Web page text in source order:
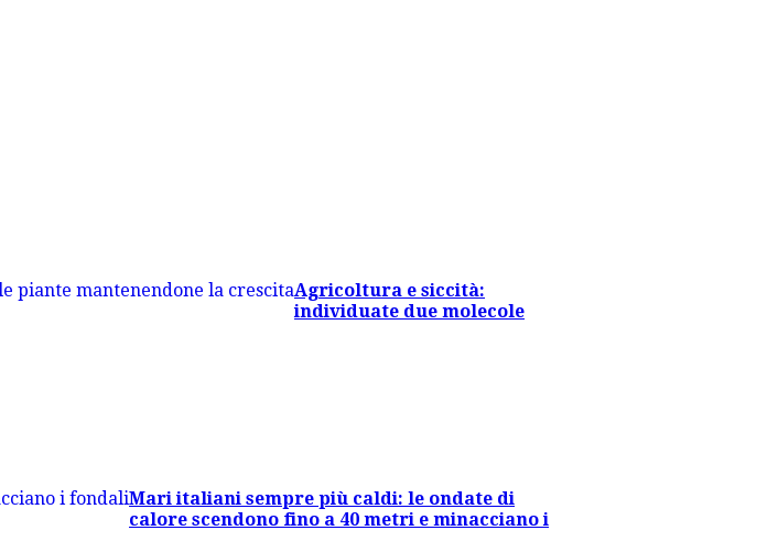
Agricoltura e siccità:
individuate due molecole
Mari italiani sempre più caldi: le ondate di
calore scendono fino a 40 metri e minacciano i